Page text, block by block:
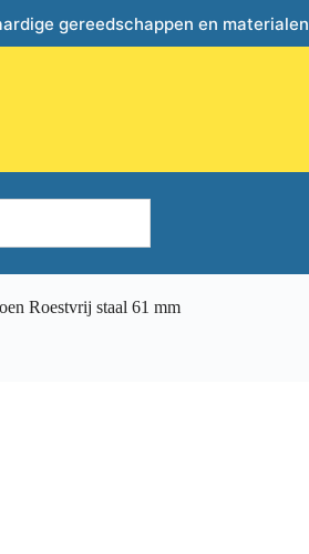
gereedschappen en materialen
Roestvrij staal 61 mm